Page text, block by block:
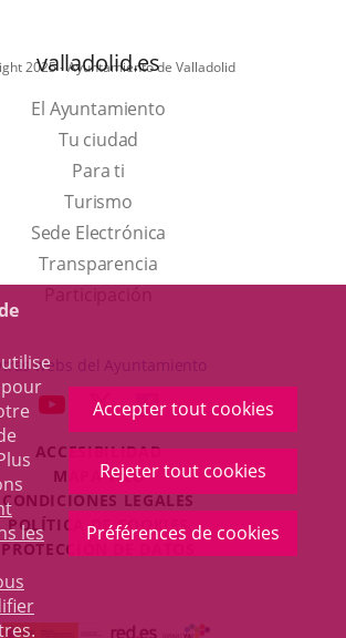
les
.
Accepter tout cookies
Rejeter tout cookies
Préférences de cookies
2025 - Ayuntamiento de Valladolid
valladolid.es
El Ayuntamiento
Tu ciudad
Para ti
TurismoEste
enlace
se
ventana
nueva.
Sede Electrónica
Transparencia
webs del Ayuntamiento
ENLACE
A
UNA
APLICACIÓN
EXTERNA.
ENLACE
A
UNA
APLICACIÓN
EXTERNA.
ENLACE
A
UNA
APLICACIÓN
EXTERNA.
ACCESIBILIDAD
MAPA WEB
CONDICIONES LEGALES
POLÍTICA DE COOKIES
PROTECCIÓN DE DATOS